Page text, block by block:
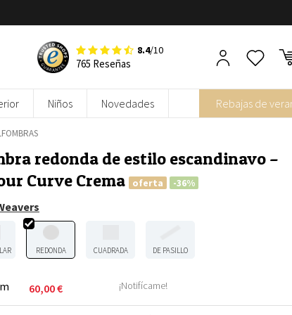
8.4/10
765 Reseñas
Niños Novedades Rebajas de
redonda de estilo escandinavo –
Curve Crema
oferta -36%
REDONDA CUADRADA DE PASILLO
60,00€ ¡Notifícame!